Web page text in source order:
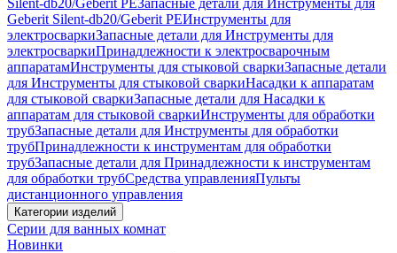
Silent-db20/Geberit PEЗапасные детали для Инструменты для
Geberit Silent-db20/Geberit PEИнструменты для
электросваркиЗапасные детали для Инструменты для
электросваркиПринадлежности к электросварочным
аппаратамИнструменты для стыковой сваркиЗапасные детали
для Инструменты для стыковой сваркиНасадки к аппаратам
для стыковой сваркиЗапасные детали для Насадки к
аппаратам для стыковой сваркиИнструменты для обработки
трубЗапасные детали для Инструменты для обработки
трубПринадлежности к инструментам для обработки
трубЗапасные детали для Принадлежности к инструментам
для обработки трубСредства управленияПульты
дистанционного управления
Категории изделий
Серии для ванных комнат
Новинки